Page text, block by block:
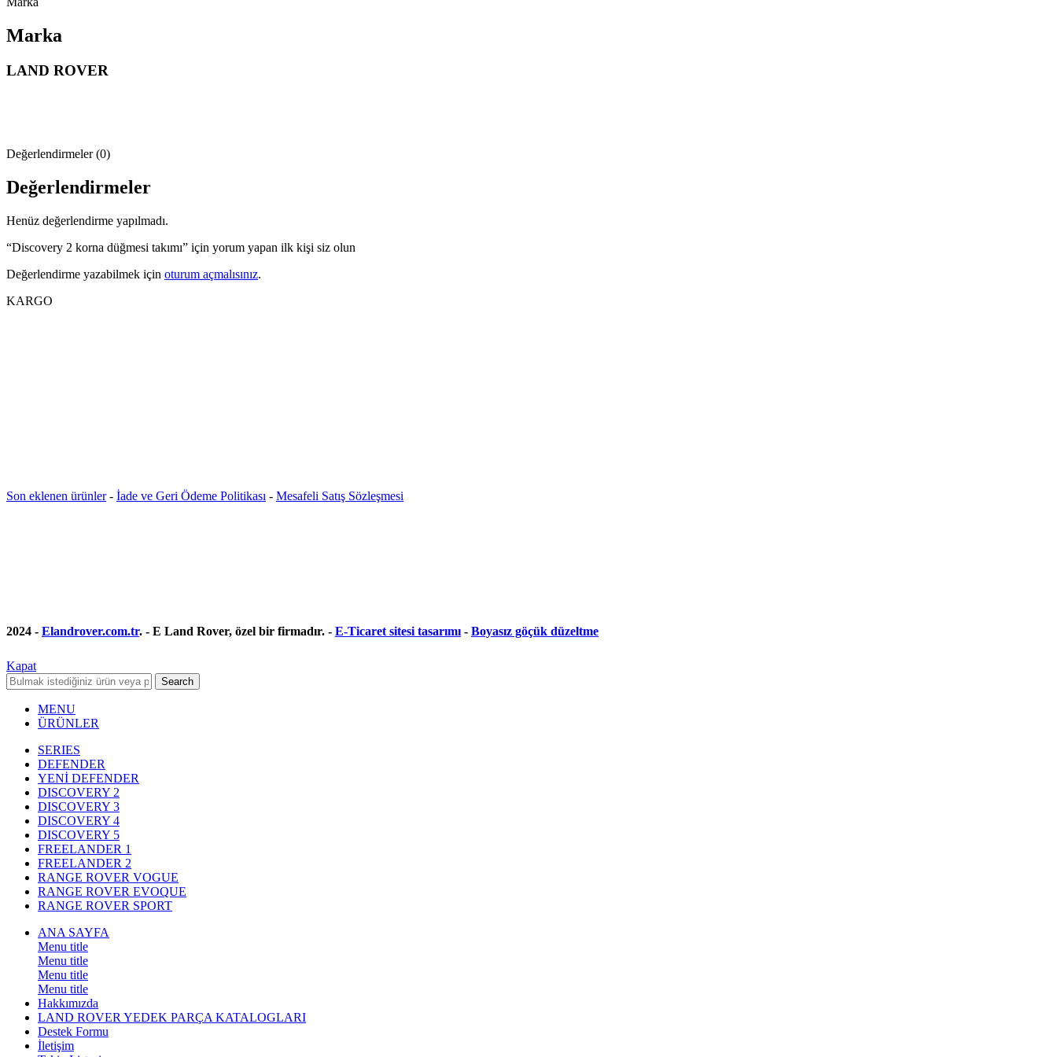
Marka
LAND ROVER
Değerlendirmeler (0)
Değerlendirmeler
Henüz değerlendirme yapılmadı.
“Discovery 2 korna düğmesi takımı” için yorum yapan ilk kişi siz olun
Değerlendirme yazabilmek için oturum açmalısınız.
KARGO
Son eklenen ürünler- İade ve Geri Ödeme Politikası - Mesafeli Satış Sözleşmesi
2024 - Elandrover.com.tr. - E Land Rover, özel bir firmadır. - E-Ticaret sitesi tasarımı - Boyasız göçük düzeltme
Kapat
Search
MENU
ÜRÜNLER
SERIES
DEFENDER
YENİ DEFENDER
DISCOVERY 2
DISCOVERY 3
DISCOVERY 4
DISCOVERY 5
FREELANDER 1
FREELANDER 2
RANGE ROVER VOGUE
RANGE ROVER EVOQUE
RANGE ROVER SPORT
ANA SAYFA
Menu title
Menu title
Menu title
Menu title
Hakkımızda
LAND ROVER YEDEK PARÇA KATALOGLARI
Destek Formu
İletişim